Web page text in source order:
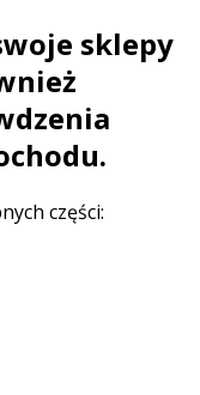
sklepy
części: